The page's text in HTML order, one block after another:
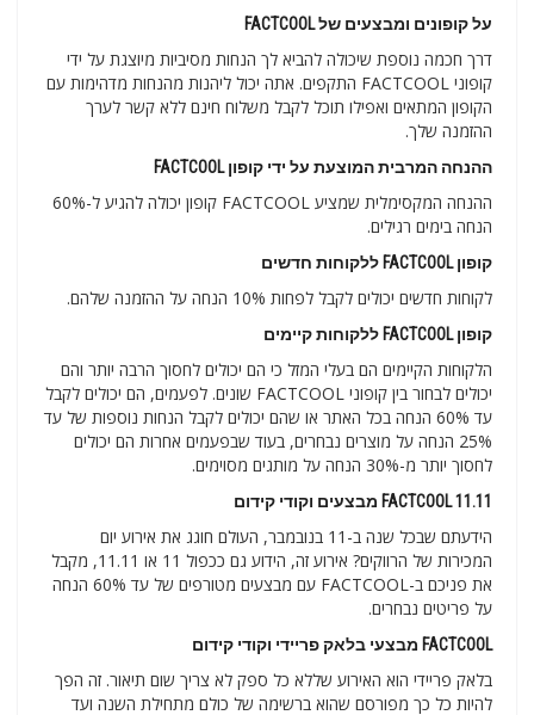
על קופונים ומבצעים של FACTCOOL
דרך חכמה נוספת שיכולה להביא לך הנחות מסיביות מיוצגת על ידי
קופוני FACTCOOL התקפים. אתה יכול ליהנות מהנחות מדהימות עם
הקופון המתאים ואפילו תוכל לקבל משלוח חינם ללא קשר לערך
ההזמנה שלך.
ההנחה המרבית המוצעת על ידי קופון FACTCOOL
ההנחה המקסימלית שמציע FACTCOOL קופון יכולה להגיע ל-60%
הנחה בימים רגילים.
קופון FACTCOOL ללקוחות חדשים
לקוחות חדשים יכולים לקבל לפחות 10% הנחה על ההזמנה שלהם.
קופון FACTCOOL ללקוחות קיימים
הלקוחות הקיימים הם בעלי המזל כי הם יכולים לחסוך הרבה יותר והם
יכולים לבחור בין קופוני FACTCOOL שונים. לפעמים, הם יכולים לקבל
עד 60% הנחה בכל האתר או שהם יכולים לקבל הנחות נוספות של עד
25% הנחה על מוצרים נבחרים, בעוד שבפעמים אחרות הם יכולים
לחסוך יותר מ-30% הנחה על מותגים מסוימים.
FACTCOOL 11.11 מבצעים וקודי קידום
הידעתם שבכל שנה ב-11 בנובמבר, העולם חוגג את אירוע יום
המכירות של הרווקים? אירוע זה, הידוע גם ככפול 11 או 11.11, מקבל
את פניכם ב-FACTCOOL עם מבצעים מטורפים של עד 60% הנחה
על פריטים נבחרים.
FACTCOOL מבצעי בלאק פריידי וקודי קידום
בלאק פריידי הוא האירוע שללא כל ספק לא צריך שום תיאור. זה הפך
להיות כל כך מפורסם שהוא ברשימה של כולם מתחילת השנה ועד